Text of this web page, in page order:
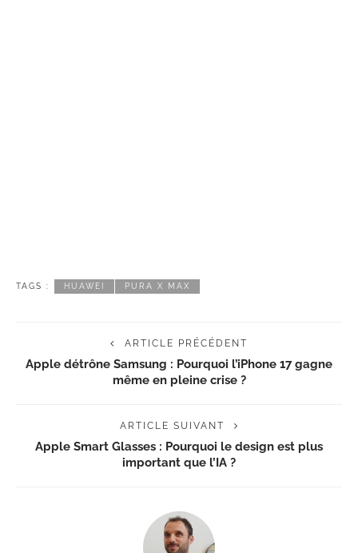
TAGS : HUAWEI PURA X MAX
ARTICLE PRÉCÉDENT
Apple détrône Samsung : Pourquoi l’iPhone 17 gagne
même en pleine crise ?
ARTICLE SUIVANT
Apple Smart Glasses : Pourquoi le design est plus
important que l’IA ?